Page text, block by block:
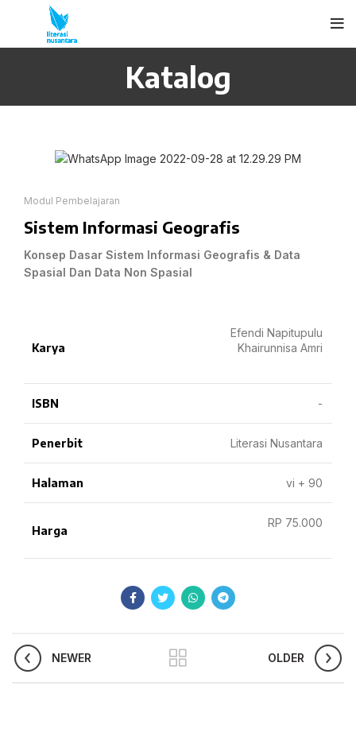
Katalog
Modul Pembelajaran
Sistem Informasi Geografis
Konsep Dasar Sistem Informasi Geografis & Data
Spasial Dan Data Non Spasial
Karya
Efendi Napitupulu
Khairunnisa Amri
ISBN -
Penerbit Literasi Nusantara
Halaman vi + 90
Harga
RP 75.000
NEWER OLDER